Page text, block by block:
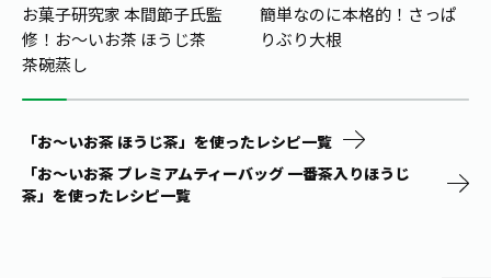
お菓子研究家 本間節子氏監
修！ お～いお茶 ほうじ茶
茶碗蒸し
簡単なのに本格的！さっぱ
りぶり大根
「お～いお茶 ほうじ茶」を使ったレシピ一覧
「お～いお茶 プレミアムティーバッグ 一番茶入りほうじ
茶」を使ったレシピ一覧